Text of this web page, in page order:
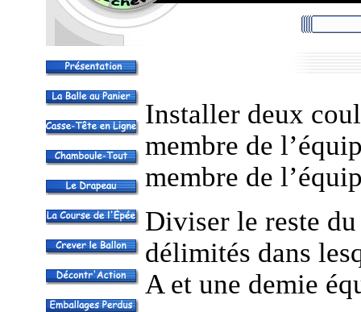
Installer deux
membre de
membre de
Diviser le reste
délimités dans
A et une demie